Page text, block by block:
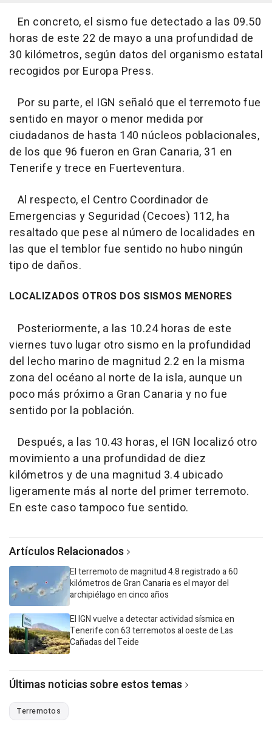
En concreto, el sismo fue detectado a las 09.50
horas de este 22 de mayo a una profundidad de
30 kilómetros, según datos del organismo estatal
recogidos por Europa Press.
Por su parte, el IGN señaló que el terremoto fue
sentido en mayor o menor medida por
ciudadanos de hasta 140 núcleos poblacionales,
de los que 96 fueron en Gran Canaria, 31 en
Tenerife y trece en Fuerteventura.
Al respecto, el Centro Coordinador de
Emergencias y Seguridad (Cecoes) 112, ha
resaltado que pese al número de localidades en
las que el temblor fue sentido no hubo ningún
tipo de daños.
LOCALIZADOS OTROS DOS SISMOS MENORES
Posteriormente, a las 10.24 horas de este
viernes tuvo lugar otro sismo en la profundidad
del lecho marino de magnitud 2.2 en la misma
zona del océano al norte de la isla, aunque un
poco más próximo a Gran Canaria y no fue
sentido por la población.
Después, a las 10.43 horas, el IGN localizó otro
movimiento a una profundidad de diez
kilómetros y de una magnitud 3.4 ubicado
ligeramente más al norte del primer terremoto.
En este caso tampoco fue sentido.
Artículos Relacionados
El terremoto de magnitud 4.8 registrado a 60
kilómetros de Gran Canaria es el mayor del
archipiélago en cinco años
El IGN vuelve a detectar actividad sísmica en
Tenerife con 63 terremotos al oeste de Las
Cañadas del Teide
Últimas noticias sobre estos temas
Terremotos